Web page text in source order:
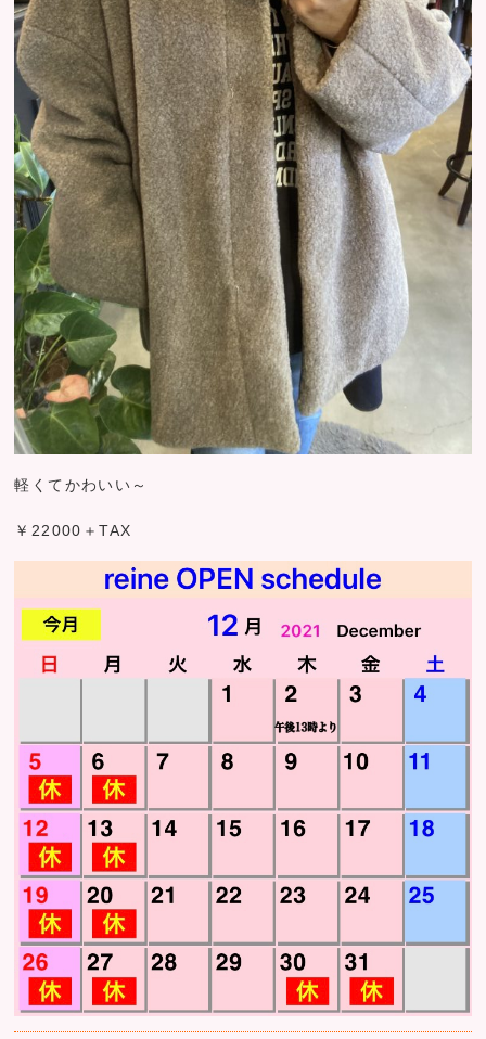
軽くてかわいい～
￥22000＋TAX